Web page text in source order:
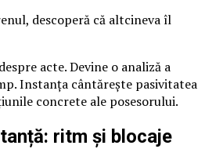
descoperă că altcineva îl
acte. Devine o analiză a
Instanța cântărește pasivitatea
concrete ale posesorului.
ritm și blocaje